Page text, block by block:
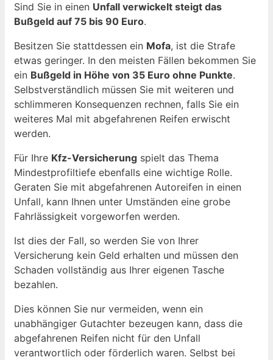
Sind Sie in einen Unfall verwickelt steigt das
Bußgeld auf 75 bis 90 Euro.
Besitzen Sie stattdessen ein Mofa, ist die Strafe
etwas geringer. In den meisten Fällen bekommen Sie
ein Bußgeld in Höhe von 35 Euro ohne Punkte.
Selbstverständlich müssen Sie mit weiteren und
schlimmeren Konsequenzen rechnen, falls Sie ein
weiteres Mal mit abgefahrenen Reifen erwischt
werden.
Für Ihre Kfz-Versicherung spielt das Thema
Mindestprofiltiefe ebenfalls eine wichtige Rolle.
Geraten Sie mit abgefahrenen Autoreifen in einen
Unfall, kann Ihnen unter Umständen eine grobe
Fahrlässigkeit vorgeworfen werden.
Ist dies der Fall, so werden Sie von Ihrer
Versicherung kein Geld erhalten und müssen den
Schaden vollständig aus Ihrer eigenen Tasche
bezahlen.
Dies können Sie nur vermeiden, wenn ein
unabhängiger Gutachter bezeugen kann, dass die
abgefahrenen Reifen nicht für den Unfall
verantwortlich oder förderlich waren. Selbst bei